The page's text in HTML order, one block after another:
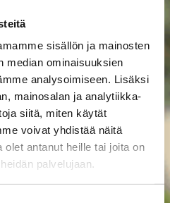
sisällön ja mainosten
median ominaisuuksien
analysoimiseen. Lisäksi
mainosalan ja analytiikka-
siitä, miten käytät
voivat yhdistää näitä
olet antanut heille tai joita on
palvelujaan.